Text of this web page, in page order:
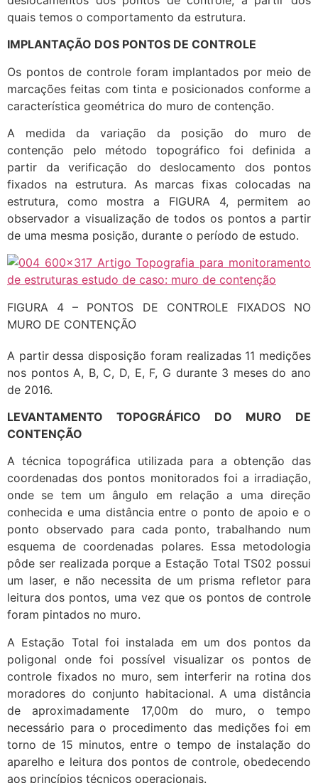
quais temos o comportamento da estrutura.
IMPLANTAÇÃO DOS PONTOS DE CONTROLE
Os pontos de controle foram implantados por meio de
marcações feitas com tinta e posicionados conforme a
característica geométrica do muro de contenção.
A medida da variação da posição do muro de
contenção pelo método topográfico foi definida a
partir da verificação do deslocamento dos pontos
fixados na estrutura. As marcas fixas colocadas na
estrutura, como mostra a FIGURA 4, permitem ao
observador a visualização de todos os pontos a partir
de uma mesma posição, durante o período de estudo.
FIGURA 4 – PONTOS DE CONTROLE FIXADOS NO
MURO DE CONTENÇÃO
A partir dessa disposição foram realizadas 11 medições
nos pontos A, B, C, D, E, F, G durante 3 meses do ano
de 2016.
LEVANTAMENTO TOPOGRÁFICO DO MURO DE
CONTENÇÃO
A técnica topográfica utilizada para a obtenção das
coordenadas dos pontos monitorados foi a irradiação,
onde se tem um ângulo em relação a uma direção
conhecida e uma distância entre o ponto de apoio e o
ponto observado para cada ponto, trabalhando num
esquema de coordenadas polares. Essa metodologia
pôde ser realizada porque a Estação Total TS02 possui
um laser, e não necessita de um prisma refletor para
leitura dos pontos, uma vez que os pontos de controle
foram pintados no muro.
A Estação Total foi instalada em um dos pontos da
poligonal onde foi possível visualizar os pontos de
controle fixados no muro, sem interferir na rotina dos
moradores do conjunto habitacional. A uma distância
de aproximadamente 17,00m do muro, o tempo
necessário para o procedimento das medições foi em
torno de 15 minutos, entre o tempo de instalação do
aparelho e leitura dos pontos de controle, obedecendo
aos princípios técnicos operacionais.